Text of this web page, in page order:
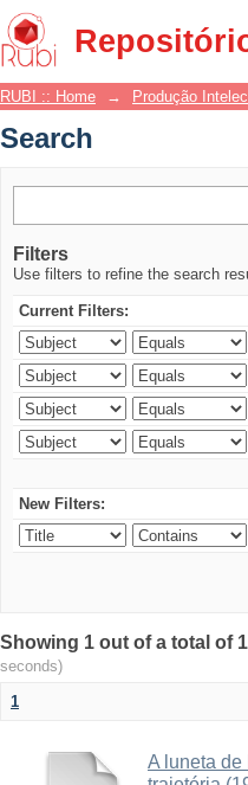
Search
RUBI :: Home → Produção
Search
Filters
Use filters to refine the search
Current Filters:
New Filters:
Showing 1 out of a total of
seconds)
1
A luneta de